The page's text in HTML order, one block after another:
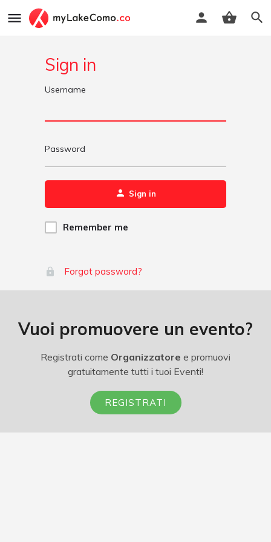
Sign in
Username
Password
Sign in
Remember me
Forgot password?
Vuoi promuovere un evento?
Registrati come Organizzatore e promuovi
gratuitamente tutti i tuoi Eventi!
REGISTRATI